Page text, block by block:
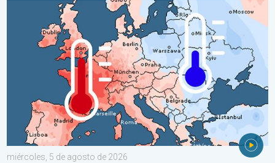
Las dos caras de Europa. Contrastes meteorológicos. . .
miércoles, 5 de agosto de 2026